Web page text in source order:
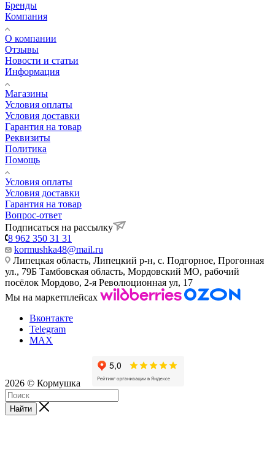
Бренды
Компания
О компании
Отзывы
Новости и статьи
Информация
Магазины
Условия оплаты
Условия доставки
Гарантия на товар
Реквизиты
Политика
Помощь
Условия оплаты
Условия доставки
Гарантия на товар
Вопрос-ответ
Подписаться на рассылку
8 962 350 31 31
kormushka48@mail.ru
Липецкая область, Липецкий р-н, с. Подгорное, Прогонная
ул., 79Б Тамбовская область, Мордовский МО, рабочий
посёлок Мордово, 2-я Революционная ул, 17
Мы на маркетплейсах
Вконтакте
Telegram
MAX
2026 © Кормушка
Найти